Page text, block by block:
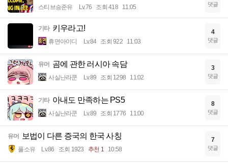
스티브승준유 Lv.76 조회 418 11:05 댓글
기타 키우라고!
휴면아이디 Lv.84 조회 922 11:03
4
댓글
유머 곰에 관한 러시아 속담
사실난라쿤 Lv.89 조회 1298 11:02
3
댓글
기타 아내도 만족하는 PS5
사실난라쿤 Lv.89 조회 1776 11:00
8
댓글
유머 보법이 다른 증국의 한국 사칭
풀소유 Lv.86 조회 1923 추천 1 10:58
7
댓글